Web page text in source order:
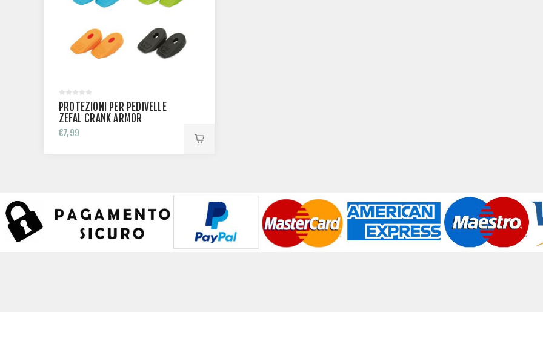
PROTEZIONI PER PEDIVELLE
ZEFAL CRANK ARMOR
€7,99